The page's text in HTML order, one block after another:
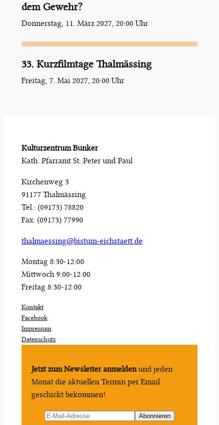
dem Gewehr?
Donnerstag, 11. März 2027, 20:00 Uhr
33. Kurzfilmtage Thalmässing
Freitag, 7. Mai 2027, 20:00 Uhr
Kulturzentrum Bunker
Kath. Pfarramt St. Peter und Paul
Kirchenweg 3
91177 Thalmässing
Tel.: (09173) 78820
Fax: (09173) 77990
thalmaessing@bistum-eichstaett.de
Montag 8:30-12:00
Mittwoch 9:00-12:00
Freitag 8:30-12:00
Kontakt
Facebook
Impressum
Datenschutz
Jetzt zum Newsletter anmeldenund jeden
Monat die aktuellen Termin per Email
geschickt bekommen!